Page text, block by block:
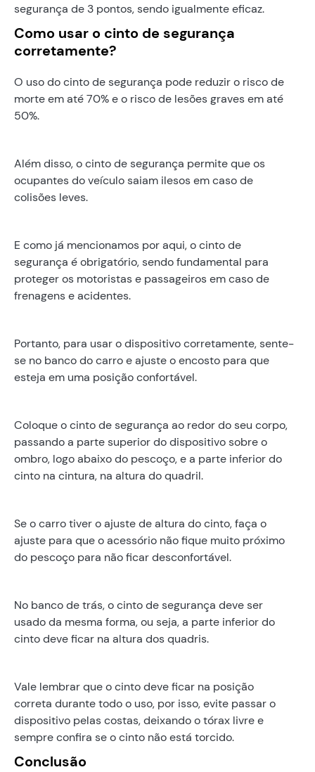
segurança de 3 pontos, sendo igualmente eficaz.
Como usar o cinto de segurança
corretamente?
O uso do cinto de segurança pode reduzir o risco de
morte em até 70% e o risco de lesões graves em até
50%.
Além disso, o cinto de segurança permite que os
ocupantes do veículo saiam ilesos em caso de
colisões leves.
E como já mencionamos por aqui, o cinto de
segurança é obrigatório, sendo fundamental para
proteger os motoristas e passageiros em caso de
frenagens e acidentes.
Portanto, para usar o dispositivo corretamente, sente-
se no banco do carro e ajuste o encosto para que
esteja em uma posição confortável.
Coloque o cinto de segurança ao redor do seu corpo,
passando a parte superior do dispositivo sobre o
ombro, logo abaixo do pescoço, e a parte inferior do
cinto na cintura, na altura do quadril.
Se o carro tiver o ajuste de altura do cinto, faça o
ajuste para que o acessório não fique muito próximo
do pescoço para não ficar desconfortável.
No banco de trás, o cinto de segurança deve ser
usado da mesma forma, ou seja, a parte inferior do
cinto deve ficar na altura dos quadris.
Vale lembrar que o cinto deve ficar na posição
correta durante todo o uso, por isso, evite passar o
dispositivo pelas costas, deixando o tórax livre e
sempre confira se o cinto não está torcido.
Conclusão